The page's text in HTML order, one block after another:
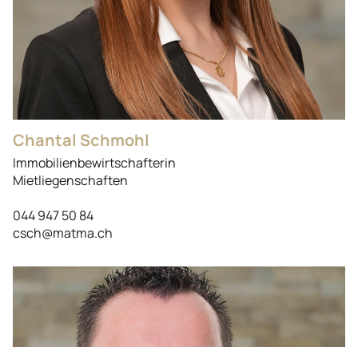
Chantal Schmohl
Immobilienbewirtschafterin
Mietliegenschaften
044 947 50 84
csch@matma.ch